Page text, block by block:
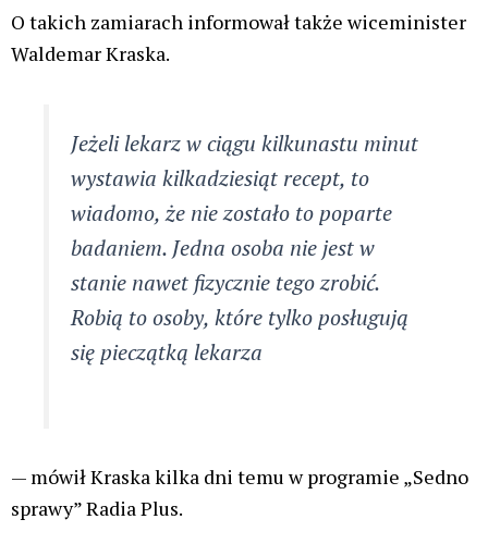
O takich zamiarach informował także wiceminister
Waldemar Kraska.
Jeżeli lekarz w ciągu kilkunastu minut
wystawia kilkadziesiąt recept, to
wiadomo, że nie zostało to poparte
badaniem. Jedna osoba nie jest w
stanie nawet fizycznie tego zrobić.
Robią to osoby, które tylko posługują
się pieczątką lekarza
— mówił Kraska kilka dni temu w programie „Sedno
sprawy” Radia Plus.